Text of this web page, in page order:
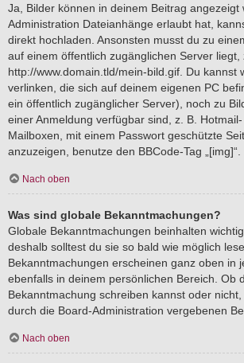
Ja, Bilder können in deinem Beitrag angezeigt
Administration Dateianhänge erlaubt hat,
direkt hochladen. Ansonsten musst du zu
auf einem öffentlich zugänglichen Server liegt,
http://www.domain.tld/mein-bild.gif. Du kannst
verlinken, die sich auf deinem eigenen PC
ein öffentlich zugänglicher Server), noch zu
einer Anmeldung verfügbar sind, z. B.
Mailboxen, mit einem Passwort geschützte
anzuzeigen, benutze den BBCode-Tag „[img]“.
Nach oben
Was sind globale Bekanntmachungen?
Globale Bekanntmachungen beinhalten
deshalb solltest du sie so bald wie möglich
Bekanntmachungen erscheinen ganz oben in
ebenfalls in deinem persönlichen Bereich. Ob
Bekanntmachung schreiben kannst oder
durch die Board-Administration vergebenen
Nach oben